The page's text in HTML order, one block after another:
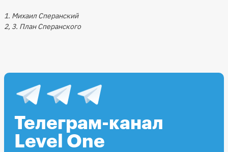
1. Михаил Сперанский
2, 3. План Сперанского
Телеграм-канал
Level One